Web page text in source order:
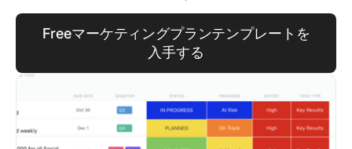
Freeマーケティングプランテンプレートを
入手する